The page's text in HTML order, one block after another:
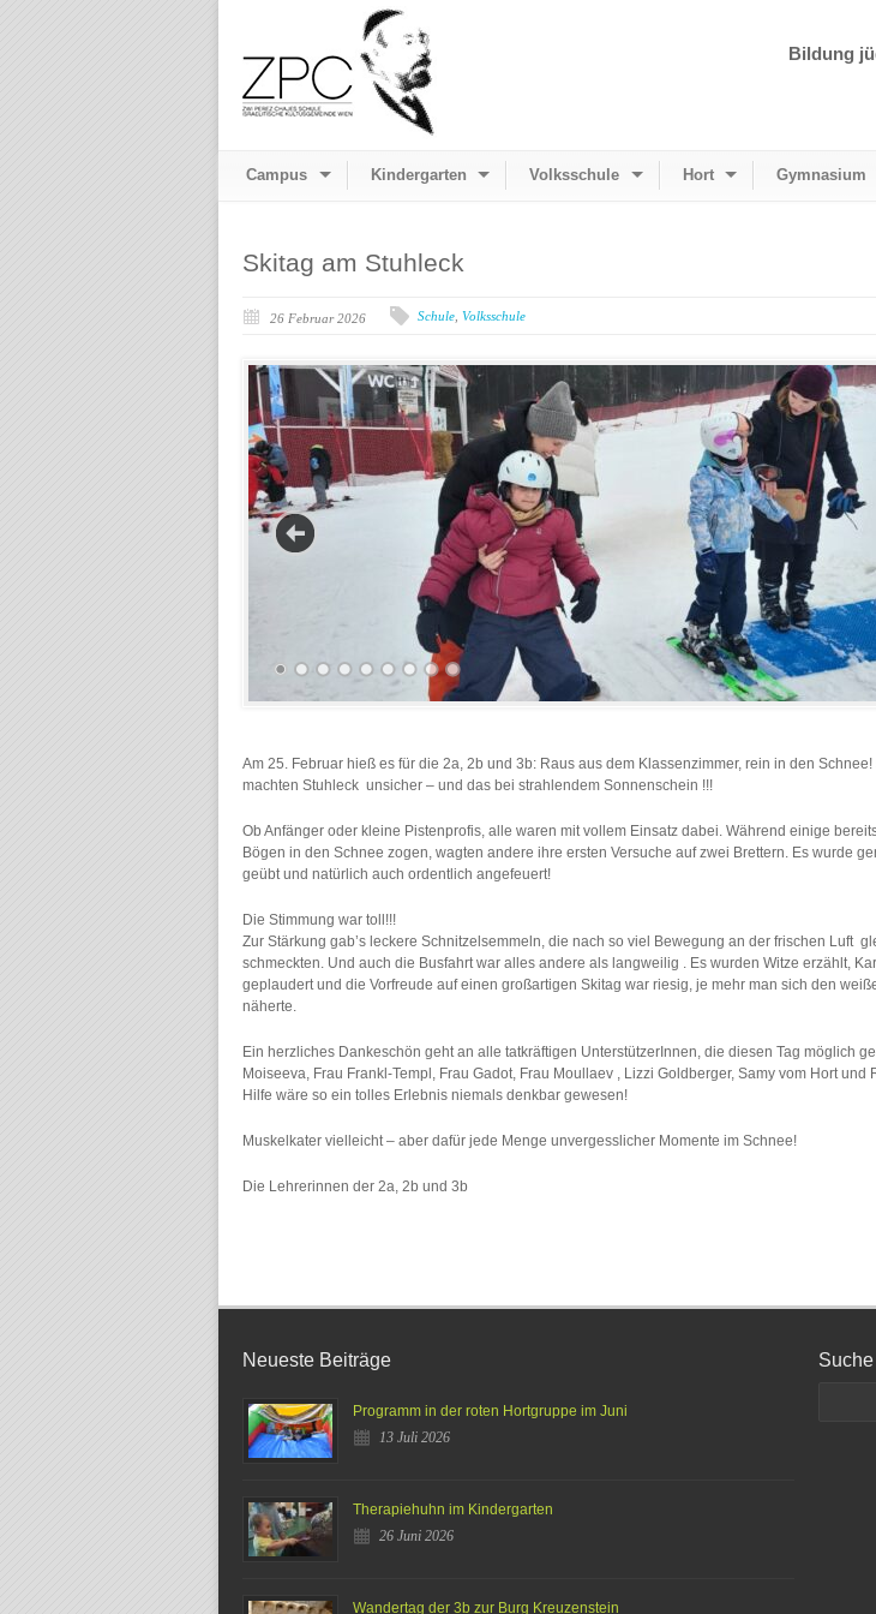
Bildung
Campus Kindergarten Volksschule Hort Gymnasium
Skitag am Stuhleck
26 Februar 2026 Schule Volksschule
Am 25. Februar hieß es für die 2a, 2b und 3b: Raus aus dem Klassenzimmer, rein in den
machten Stuhleck unsicher – und das bei strahlendem Sonnenschein !!!
Ob Anfänger oder kleine Pistenprofis, alle waren mit vollem Einsatz dabei. Während einige
Bögen in den Schnee zogen, wagten andere ihre ersten Versuche auf zwei Brettern. Es wurde
geübt und natürlich auch ordentlich angefeuert!
Die Stimmung war toll!!!
Zur Stärkung gab’s leckere Schnitzelsemmeln, die nach so viel Bewegung an der frischen Luft
schmeckten. Und auch die Busfahrt war alles andere als langweilig . Es wurden Witze erzählt,
geplaudert und die Vorfreude auf einen großartigen Skitag war riesig, je mehr man sich den
näherte.
Ein herzliches Dankeschön geht an alle tatkräftigen UnterstützerInnen, die diesen Tag möglich
Moiseeva, Frau Frankl-Templ, Frau Gadot, Frau Moullaev , Lizzi Goldberger, Samy vom Hort und
Hilfe wäre so ein tolles Erlebnis niemals denkbar gewesen!
Muskelkater vielleicht – aber dafür jede Menge unvergesslicher Momente im Schnee!
Die Lehrerinnen der 2a, 2b und 3b
Neueste Beiträge
Programm in der roten Hortgruppe im Juni
13 Juli 2026
Therapiehuhn im Kindergarten
26 Juni 2026
Wandertag der 3b zur Burg Kreuzenstein
Suche